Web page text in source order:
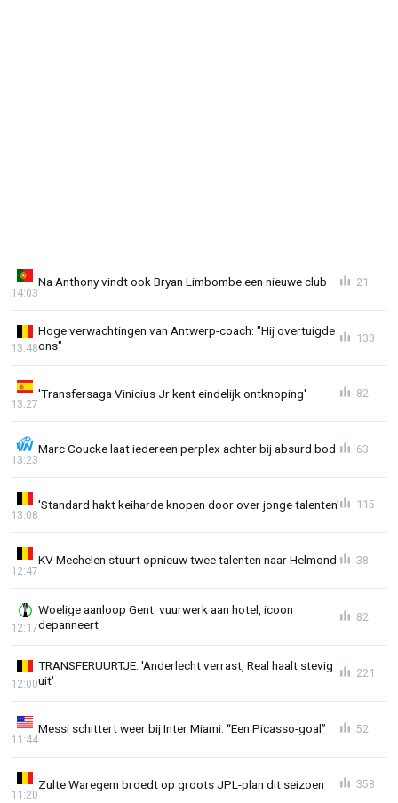
Na Anthony vindt ook Bryan Limbombe een nieuwe club
14:03
21
Hoge verwachtingen van Antwerp-coach: "Hij overtuigde
ons"
13:48
133
'Transfersaga Vinicius Jr kent eindelijk ontknoping'
13:27
82
Marc Coucke laat iedereen perplex achter bij absurd bod
13:23
63
'Standard hakt keiharde knopen door over jonge talenten'
13:08
115
KV Mechelen stuurt opnieuw twee talenten naar Helmond
12:47
38
Woelige aanloop Gent: vuurwerk aan hotel, icoon
depanneert
12:17
82
TRANSFERUURTJE: 'Anderlecht verrast, Real haalt stevig
uit'
12:00
221
Messi schittert weer bij Inter Miami: “Een Picasso-goal”
11:44
52
Zulte Waregem broedt op groots JPL-plan dit seizoen
11:20
358